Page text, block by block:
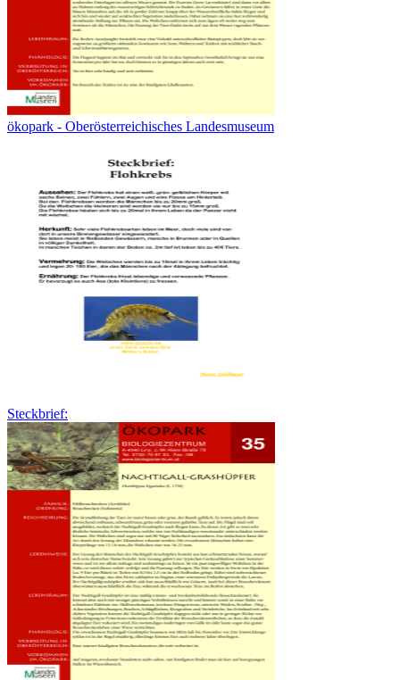
ökopark - Oberösterreichisches Landesmuseum
Steckbrief: